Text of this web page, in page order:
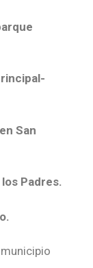
San
Padres.